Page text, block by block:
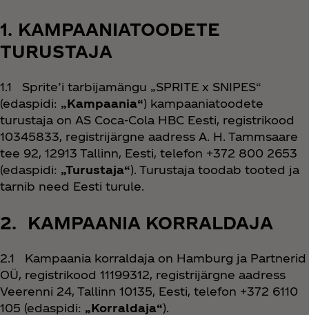
1. KAMPAANIATOODETE
TURUSTAJA
1.1 Sprite’i tarbijamängu „SPRITE x SNIPES“
(edaspidi: „Kampaania“) kampaaniatoodete
turustaja on AS Coca‑Cola HBC Eesti, registrikood
10345833, registrijärgne aadress A. H. Tammsaare
tee 92, 12913 Tallinn, Eesti, telefon +372 800 2653
(edaspidi: „Turustaja“). Turustaja toodab tooted ja
tarnib need Eesti turule.
2. KAMPAANIA KORRALDAJA
2.1 Kampaania korraldaja on Hamburg ja Partnerid
OÜ, registrikood 11199312, registrijärgne aadress
Veerenni 24, Tallinn 10135, Eesti, telefon +372 6110
105 (edaspidi: „Korraldaja“).